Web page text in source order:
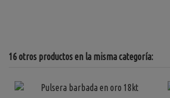
16 otros productos en la misma categoría: